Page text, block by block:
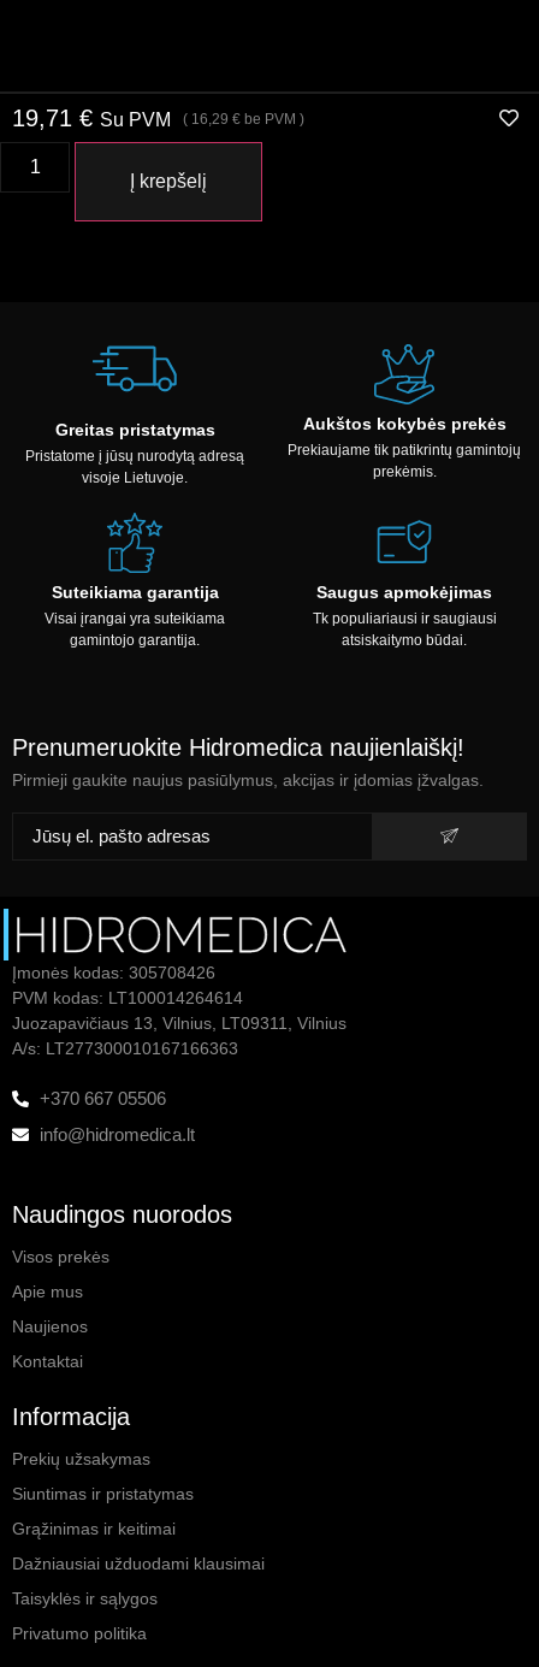
19,71 € Su PVM ( 16,29 € be PVM )
Į krepšelį
Greitas pristatymas
Pristatome į jūsų nurodytą adresą
visoje Lietuvoje.
Aukštos kokybės prekės
Prekiaujame tik patikrintų gamintojų
prekėmis.
Suteikiama garantija
Visai įrangai yra suteikiama
gamintojo garantija.
Saugus apmokėjimas
Tk populiariausi ir saugiausi
atsiskaitymo būdai.
Prenumeruokite Hidromedica naujienlaiškį!
Pirmieji gaukite naujus pasiūlymus, akcijas ir įdomias įžvalgas.
Įmonės kodas: 305708426
PVM kodas: LT100014264614
Juozapavičiaus 13, Vilnius, LT09311, Vilnius
A/s: LT277300010167166363
+370 667 05506
info@hidromedica.lt
Naudingos nuorodos
Visos prekės
Apie mus
Naujienos
Kontaktai
Informacija
Prekių užsakymas
Siuntimas ir pristatymas
Grąžinimas ir keitimai
Dažniausiai užduodami klausimai
Taisyklės ir sąlygos
Privatumo politika